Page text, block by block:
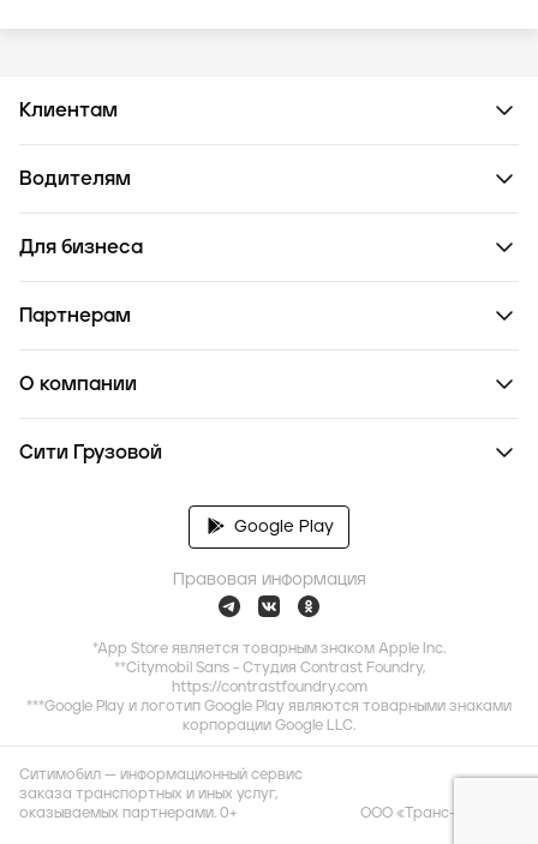
Клиентам
Водителям
Для бизнеса
Партнерам
О компании
Сити Грузовой
Google Play
Правовая информация
*App Store является товарным знаком Apple Inc.
**Citymobil Sans - Студия Contrast Foundry,
https://contrastfoundry.com
***Google Play и логотип Google Play являются товарными знаками
корпорации Google LLC.
Ситимобил — информационный сервис
заказа транспортных и иных услуг,
оказываемых партнерами. 0+
ООО «Транс-Миссия»